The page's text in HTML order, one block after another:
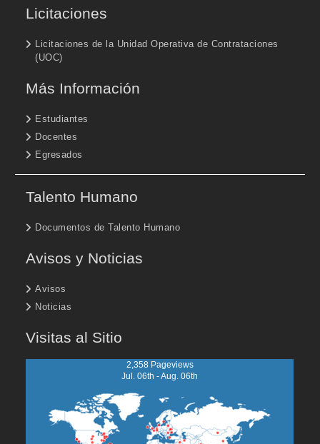
Licitaciones
Licitaciones de la Unidad Operativa de Contrataciones
(UOC)
Más Información
Estudiantes
Docentes
Egresados
Talento Humano
Documentos de Talento Humano
Avisos y Noticias
Avisos
Noticias
Visitas al Sitio
2,358 Pageviews
Jul. 06th - Aug. 06th